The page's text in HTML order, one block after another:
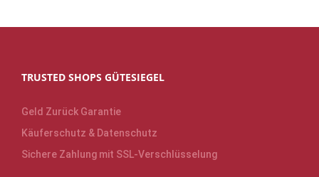
TRUSTED SHOPS GÜTESIEGEL
Geld Zurück Garantie
Käuferschutz & Datenschutz
Sichere Zahlung mit SSL-Verschlüsselung